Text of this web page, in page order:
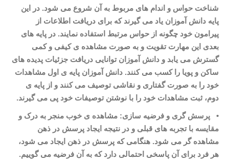
شناخت حواس و اندام های مربوط به آن شروع می شود. در این
پایه دانش آموزان یاد می گیرند که برای دریافت اطلاعات از
پیرامون خود چگونه از حواس مرتبط استفاده نمایند. در پایه های
بعدی این مهارت تقویت و به صورت مشاهده ی کیفی و کمی
گسترش می یابد و دانش آموزان توانایی دریافت جزئیات پدیده های
ساکن و پویا را کسب می کنند. دانش آموزان پایه ی اول مشاهدات
خود را به صورت گفتاری و نقاشی توصیف می کنند و از پایه ی
دوم، ثبت مشاهدات خود را با نوشتن توصیفات خود پی می گیرند.
• پرسش گری و فرضیه سازی: مشاهده ی خوب منجر به درک و
مقایسه با تجربه های قبلی و در نتیجه ایجاد پرسش در ذهن
مشاهده گر می شود. هنگامی که پرسش در ذهن ایجاد می شود،
هر فرد برای آن پاسخی احتمالی دارد که به آن فرضیه می گوییم.